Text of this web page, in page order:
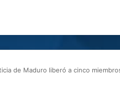
de Maduro liberó a cinco